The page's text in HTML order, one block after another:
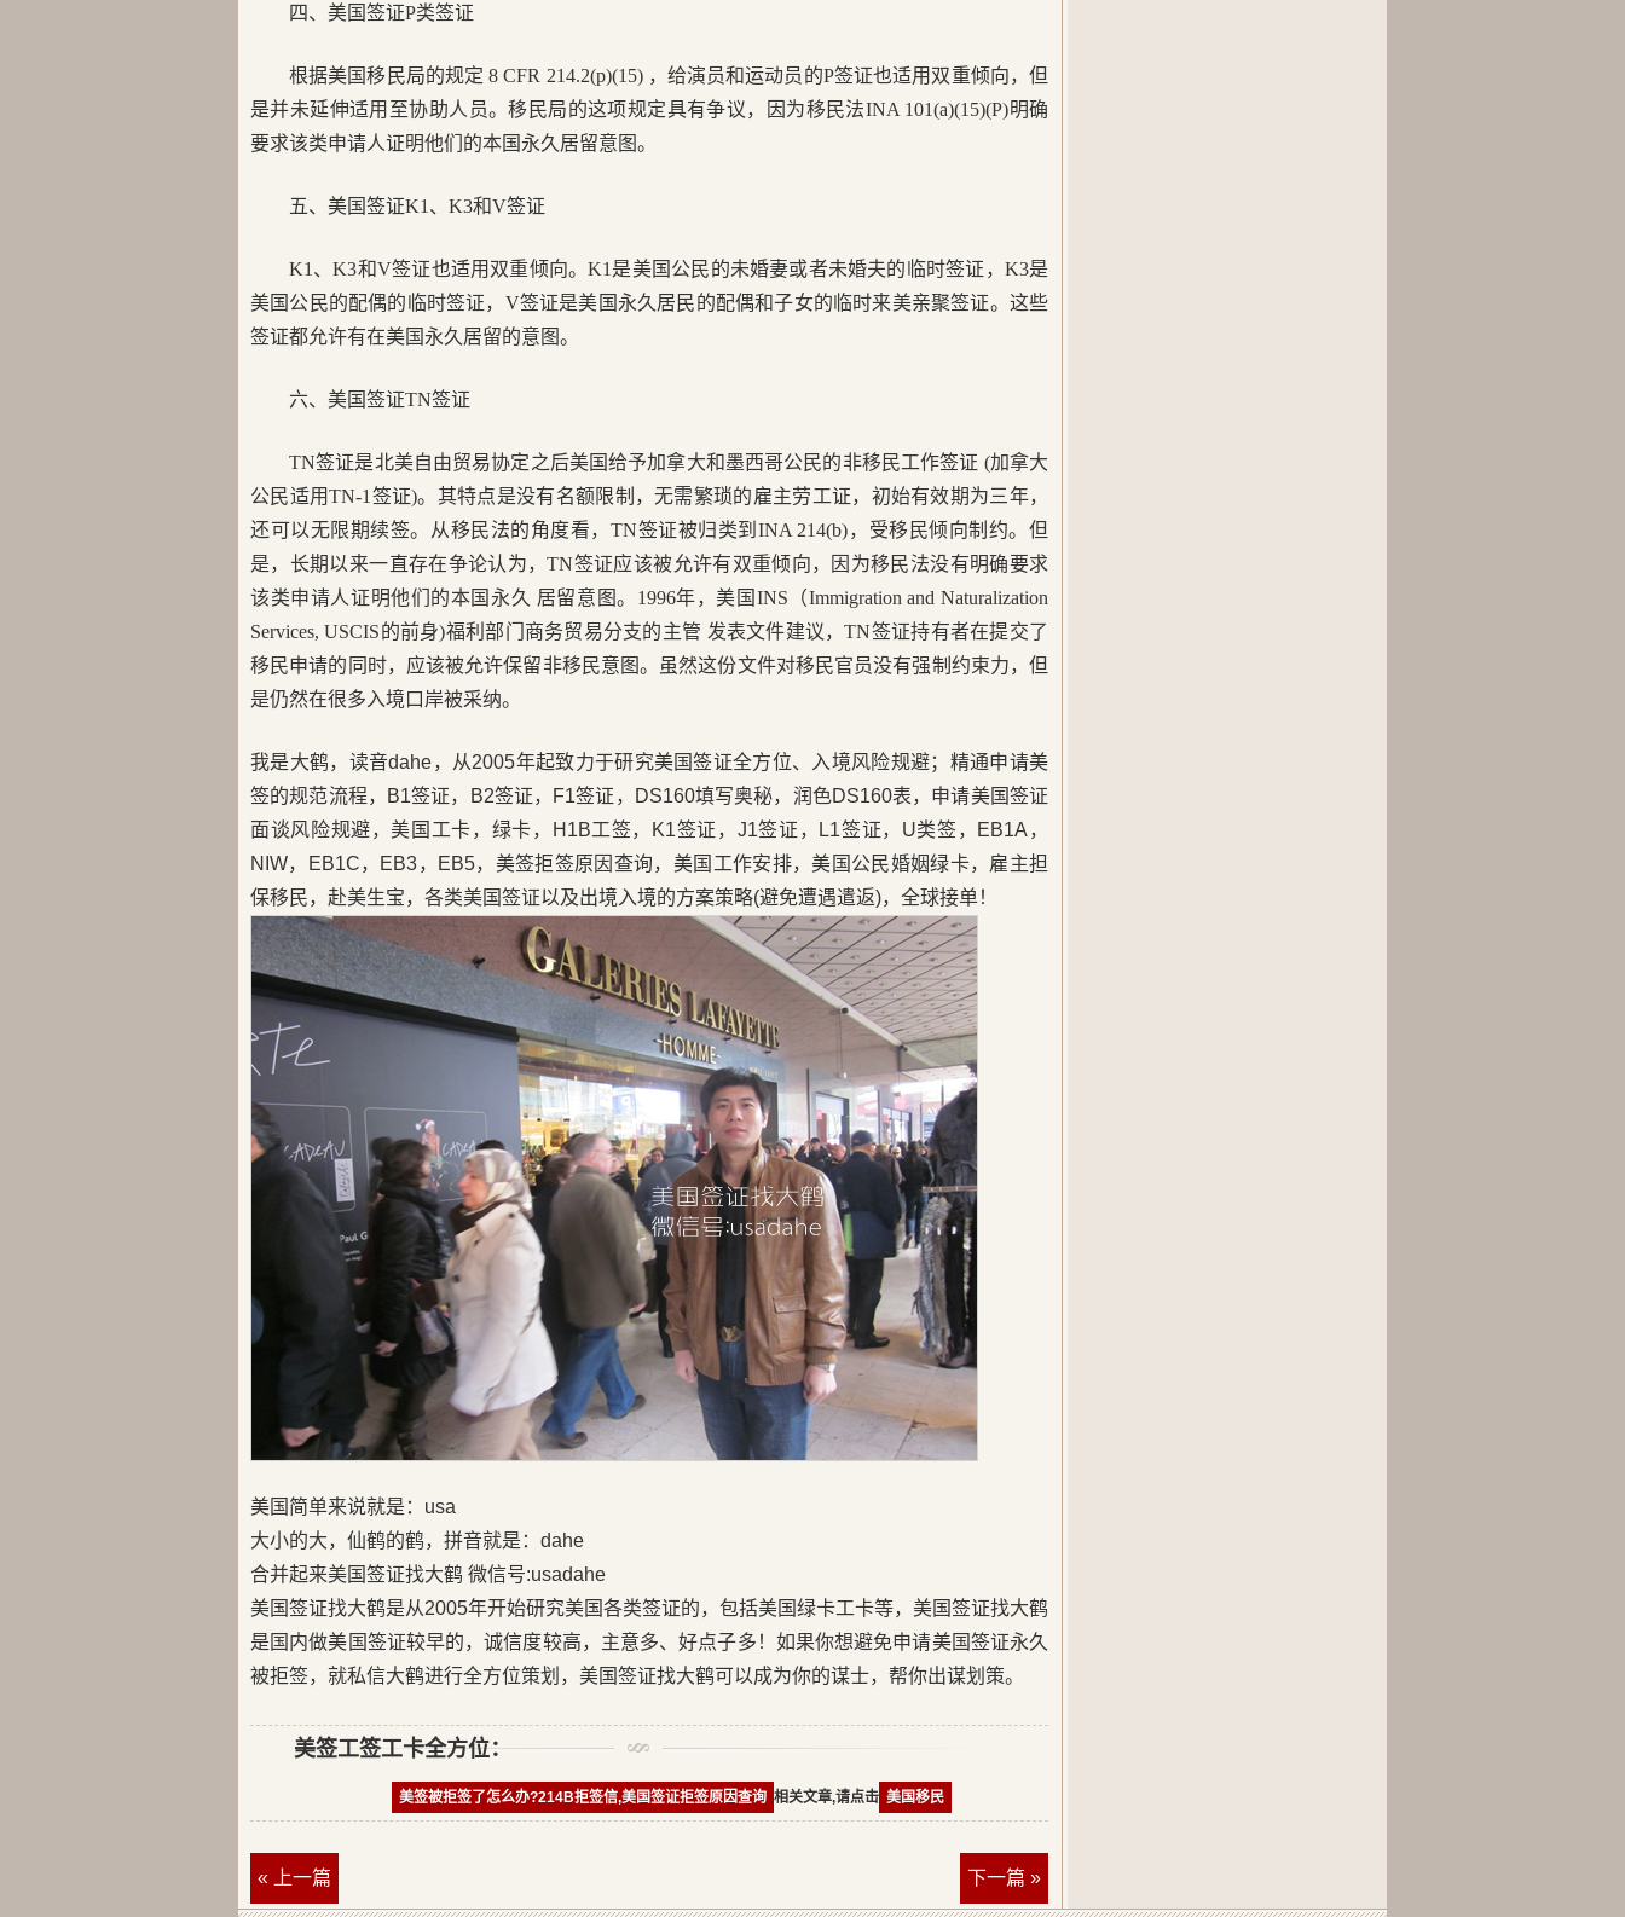
四、美国签证P类签证
根据美国移民局的规定 8 CFR 214.2(p)(15) ，给演员和运动员的P签证也适用双重倾向，但
是并未延伸适用至协助人员。移民局的这项规定具有争议，因为移民法INA 101(a)(15)(P)明确
要求该类申请人证明他们的本国永久居留意图。
五、美国签证K1、K3和V签证
K1、K3和V签证也适用双重倾向。K1是美国公民的未婚妻或者未婚夫的临时签证，K3是
美国公民的配偶的临时签证，V签证是美国永久居民的配偶和子女的临时来美亲聚签证。这些
签证都允许有在美国永久居留的意图。
六、美国签证TN签证
TN签证是北美自由贸易协定之后美国给予加拿大和墨西哥公民的非移民工作签证 (加拿大
公民适用TN-1签证)。其特点是没有名额限制，无需繁琐的雇主劳工证，初始有效期为三年，
还可以无限期续签。从移民法的角度看，TN签证被归类到INA 214(b)，受移民倾向制约。但
是，长期以来一直存在争论认为，TN签证应该被允许有双重倾向，因为移民法没有明确要求
该类申请人证明他们的本国永久 居留意图。1996年，美国INS（Immigration and Naturalization
Services, USCIS的前身)福利部门商务贸易分支的主管 发表文件建议，TN签证持有者在提交了
移民申请的同时，应该被允许保留非移民意图。虽然这份文件对移民官员没有强制约束力，但
是仍然在很多入境口岸被采纳。
我是大鹤，读音dahe，从2005年起致力于研究美国签证全方位、入境风险规避；精通申请美
签的规范流程，B1签证，B2签证，F1签证，DS160填写奥秘，润色DS160表，申请美国签证
面谈风险规避，美国工卡，绿卡，H1B工签，K1签证，J1签证，L1签证，U类签，EB1A，
NIW，EB1C，EB3，EB5，美签拒签原因查询，美国工作安排，美国公民婚姻绿卡，雇主担
保移民，赴美生宝，各类美国签证以及出境入境的方案策略(避免遭遇遣返)，全球接单！
美国简单来说就是：usa
大小的大，仙鹤的鹤，拼音就是：dahe
合并起来美国签证找大鹤 微信号:usadahe
美国签证找大鹤是从2005年开始研究美国各类签证的，包括美国绿卡工卡等，美国签证找大鹤
是国内做美国签证较早的，诚信度较高，主意多、好点子多！如果你想避免申请美国签证永久
被拒签，就私信大鹤进行全方位策划，美国签证找大鹤可以成为你的谋士，帮你出谋划策。
美签工签工卡全方位：
美签被拒签了怎么办?214B拒签信,美国签证拒签原因查询 相关文章,请点击 美国移民
« 上一篇 下一篇 »